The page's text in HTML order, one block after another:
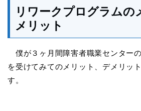
リワークプログラムの
メリット
僕が３ヶ月間障害者職業センター
を受けてみてのメリット、デメリッ
す。